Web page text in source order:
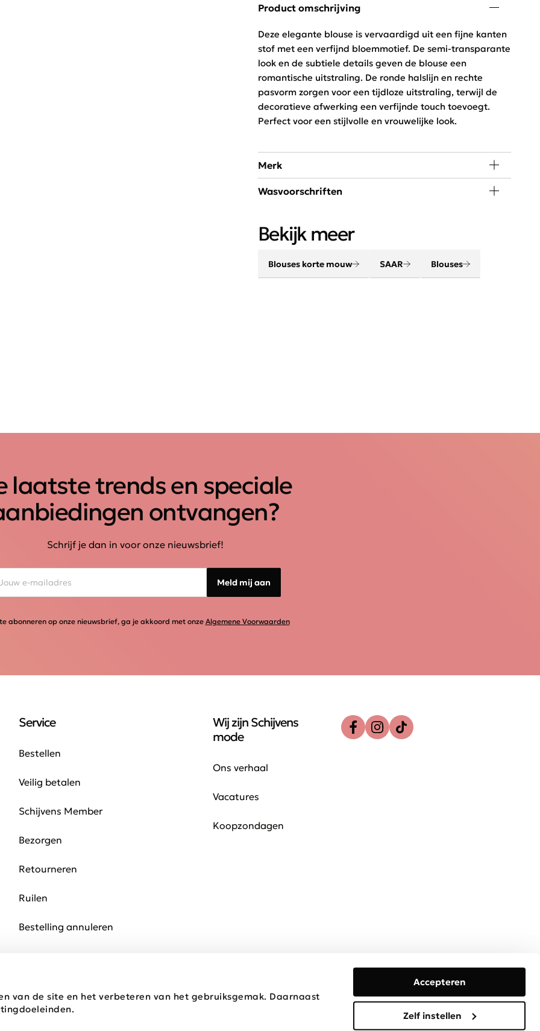
van de site en het verbeteren van het gebruiksgemak. Daarnaast
Accepteren
Zelf instellen
Product omschrijving
Deze elegante blouse is vervaardigd uit een fijne kanten
stof met een verfijnd bloemmotief. De semi-transparante
look en de subtiele details geven de blouse een
romantische uitstraling. De ronde halslijn en rechte
pasvorm zorgen voor een tijdloze uitstraling, terwijl de
decoratieve afwerking een verfijnde touch toevoegt.
Perfect voor een stijlvolle en vrouwelijke look.
Merk
A little piece of happiness kan iedere vrouw in haar
Wasvoorschriften
Bekijk meer
Blouses korte mouw SAAR Blouses
laatste trends en speciale
ontvangen?
Schrijf je dan in voor onze nieuwsbrief!
Meld mij aan
abonneren op onze nieuwsbrief, ga je akkoord met onze Algemene Voorwaarden
Service
Bestellen
Veilig betalen
Schijvens Member
Bezorgen
Retourneren
Ruilen
Bestelling annuleren
Wij zijn Schijvens
mode
Ons verhaal
Vacatures
Koopzondagen
Privacy & Cookies Disclaimer